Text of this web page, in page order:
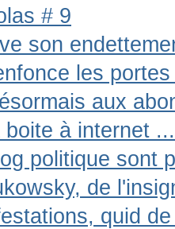
# 9
son
les
aux
boite à internet
politique sont
de
quid